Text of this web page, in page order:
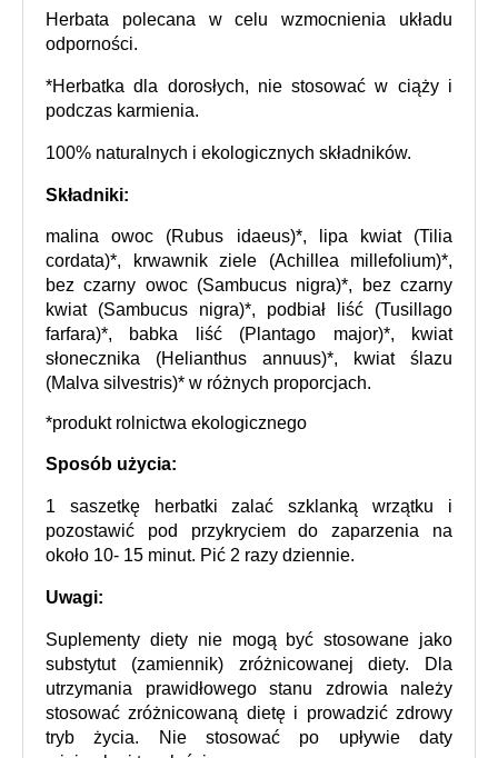
Herbata polecana w celu wzmocnienia układu
odporności.
*Herbatka dla dorosłych, nie stosować w ciąży i
podczas karmienia.
100% naturalnych i ekologicznych składników.
Składniki:
malina owoc (Rubus idaeus)*, lipa kwiat (Tilia
cordata)*, krwawnik ziele (Achillea millefolium)*,
bez czarny owoc (Sambucus nigra)*, bez czarny
kwiat (Sambucus nigra)*, podbiał liść (Tusillago
farfara)*, babka liść (Plantago major)*, kwiat
słonecznika (Helianthus annuus)*, kwiat ślazu
(Malva silvestris)* w różnych proporcjach.
*produkt rolnictwa ekologicznego
Sposób użycia:
1 saszetkę herbatki zalać szklanką wrzątku i
pozostawić pod przykryciem do zaparzenia na
około 10- 15 minut. Pić 2 razy dziennie.
Uwagi:
Suplementy diety nie mogą być stosowane jako
substytut (zamiennik) zróżnicowanej diety. Dla
utrzymania prawidłowego stanu zdrowia należy
stosować zróżnicowaną dietę i prowadzić zdrowy
tryb życia. Nie stosować po upływie daty